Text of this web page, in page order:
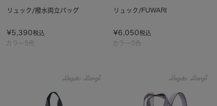
カラー5色
リュック/撥水両立バッグ
¥5,390税込
カラー5色
リュック/FUWARI
¥6,050税込